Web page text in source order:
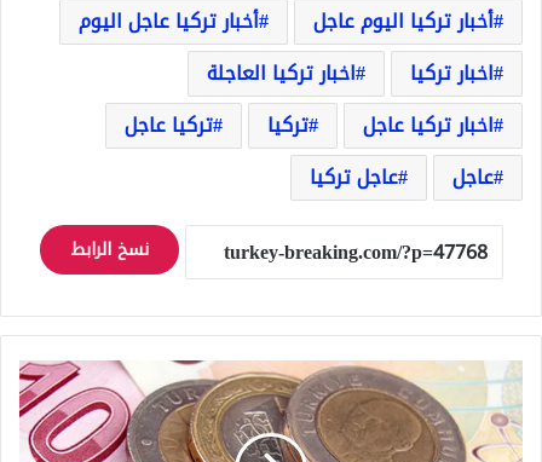
أخبار تركيا اليوم عاجل
أخبار تركيا عاجل اليوم
اخبار تركيا
اخبار تركيا العاجلة
اخبار تركيا عاجل
تركيا
تركيا عاجل
عاجل
عاجل تركيا
نسخ الرابط
تغيرات
على
سعر
صرف